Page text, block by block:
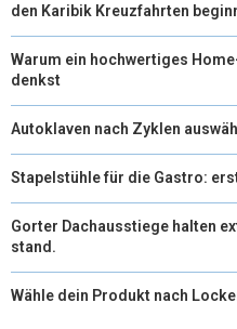
den Karibik Kreuzfahrten
Warum ein hochwertiges
denkst
Autoklaven nach Zyklen
Stapelstühle für die Gastro:
Gorter Dachausstiege halten
stand.
Wähle dein Produkt nach